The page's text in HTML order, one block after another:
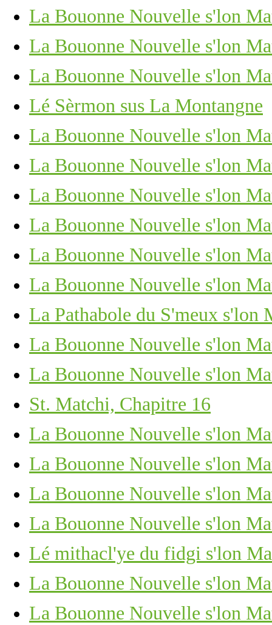
La Bouonne Nouvelle s'lon
La Bouonne Nouvelle s'lon
La Bouonne Nouvelle s'lon
Lé Sèrmon sus La Montangne
La Bouonne Nouvelle s'lon
La Bouonne Nouvelle s'lon
La Bouonne Nouvelle s'lon
La Bouonne Nouvelle s'lon
La Bouonne Nouvelle s'lon
La Bouonne Nouvelle s'lon
La Pathabole du S'meux s'lon
La Bouonne Nouvelle s'lon
La Bouonne Nouvelle s'lon
St. Matchi, Chapitre 16
La Bouonne Nouvelle s'lon
La Bouonne Nouvelle s'lon
La Bouonne Nouvelle s'lon
La Bouonne Nouvelle s'lon
Lé mithacl'ye du fidgi s'lon
La Bouonne Nouvelle s'lon
La Bouonne Nouvelle s'lon